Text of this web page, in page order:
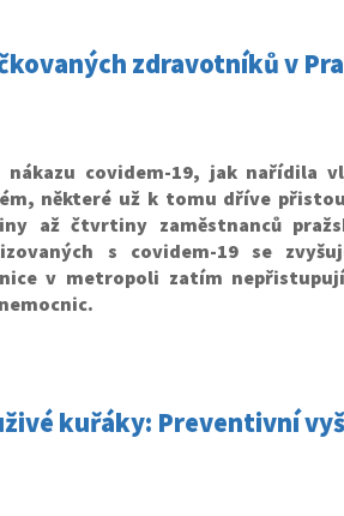
zdravotníků v
covidem-19, jak nařídila
některé už k tomu dříve
až čtvrtiny zaměstnanců
s covidem-19 se
v metropoli zatím
kuřáky: Preventivní